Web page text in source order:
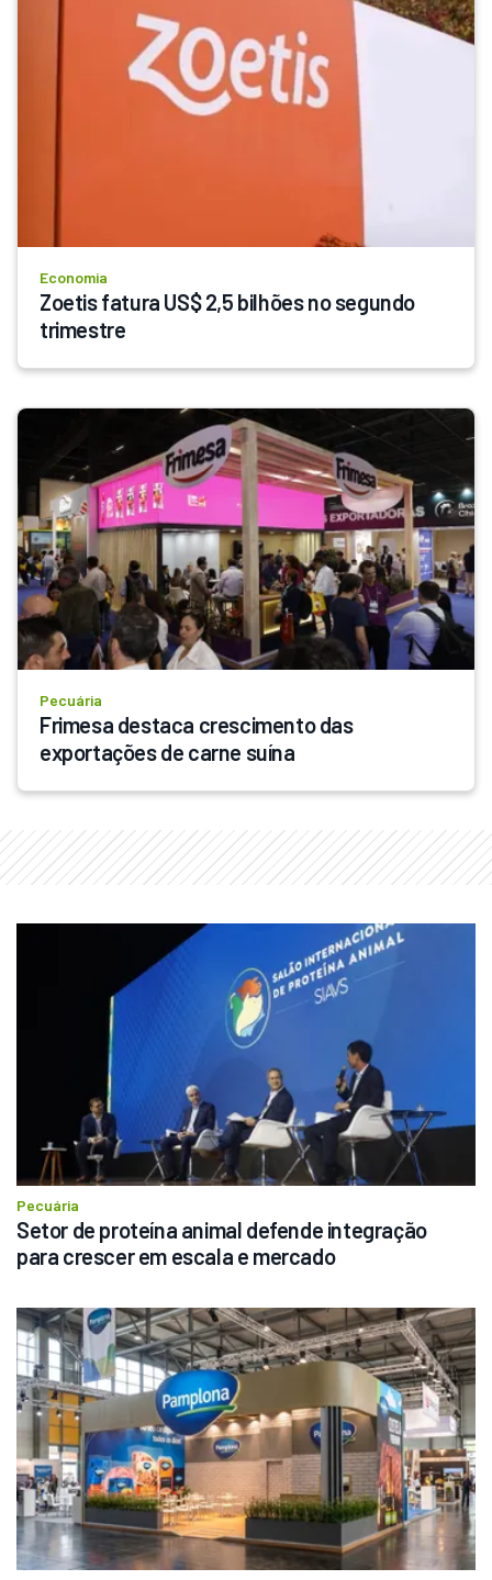
Economia
Zoetis fatura US$ 2,5 bilhões no segundo
trimestre
Pecuária
Frimesa destaca crescimento das
exportações de carne suína
Pecuária
Setor de proteína animal defende integração
para crescer em escala e mercado